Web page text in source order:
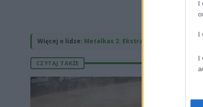
I
I
I
Więcej o lidze: Metalkas 2. Ekstraliga
CZYTAJ TAKŻE